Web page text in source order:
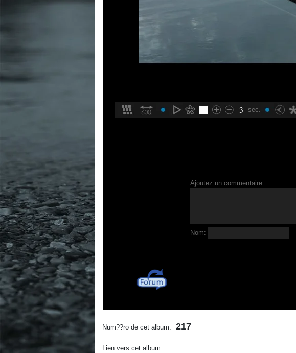
3 sec.
Ajoutez un commentaire:
Nom:
Num??ro de cet album: 217
Lien vers cet album: